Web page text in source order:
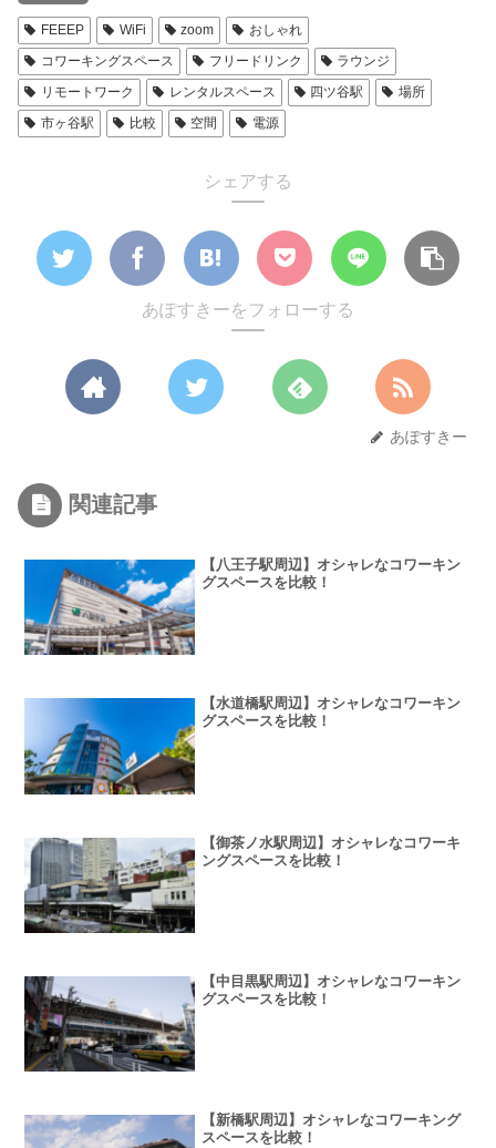
FEEEP WiFi zoom
おしゃれ
コワーキングスペース
フリードリンク
ラウンジ
リモートワーク
レンタルスペース 四ツ谷駅
場所
市ヶ谷駅
比較 空間 電源
シェアする
あぽすきーをフォローする
あぽすきー
関連記事
【八王子駅周辺】オシャレなコワーキン
グスペースを比較！
【水道橋駅周辺】オシャレなコワーキン
グスペースを比較！
【御茶ノ水駅周辺】オシャレなコワーキ
ングスペースを比較！
【中目黒駅周辺】オシャレなコワーキン
グスペースを比較！
【新橋駅周辺】オシャレなコワーキング
スペースを比較！